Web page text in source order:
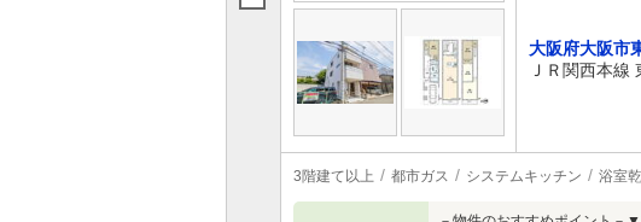
大阪府大阪市
ＪＲ関西本線
3階建て以上 都市ガス システムキッチン 浴室